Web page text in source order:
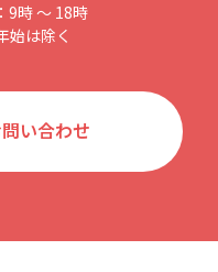
9時 〜 18時
始は除く
い合わせ